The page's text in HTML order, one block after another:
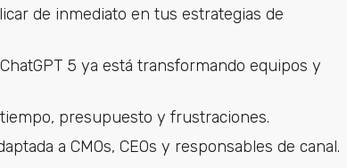
de inmediato en tus estrategias de
5 ya está transformando equipos y
presupuesto y frustraciones.
a CMOs, CEOs y responsables de canal.